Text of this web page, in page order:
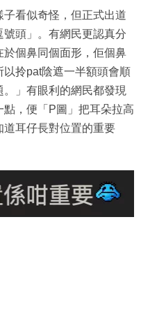
看似奇怪，但正式出道
頭」。有網民更認真分
個鼻同個面形，佢個鼻
拎pat陰遮一半額頭會順
」有眼利的網民都發現
，便「P圖」把耳朵拉高
耳仔長對位置的重要